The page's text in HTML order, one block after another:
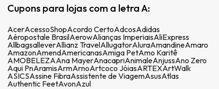
Cupons para lojas com a letra A:
AcerAcessoShopAcordo CertoAdcosAdidas
Aéropostale BrasilAerowAlianças ImperiaisAliExpress
AllbagsalleverAllianz TravelAllugatorAluraAmandineAmaro
AmazonAmendAmericanasAmiga PetAmo Karitê
AMOBELEZAAna MayerAnacapriAnimaleAnjussAno Zero
Aqui PnAramisArmArnoArtcoco JóiasARTEXArtWalk
ASICSAssine FibraAssistente de ViagemAsusAtlas
Authentic FeetAvonAzul